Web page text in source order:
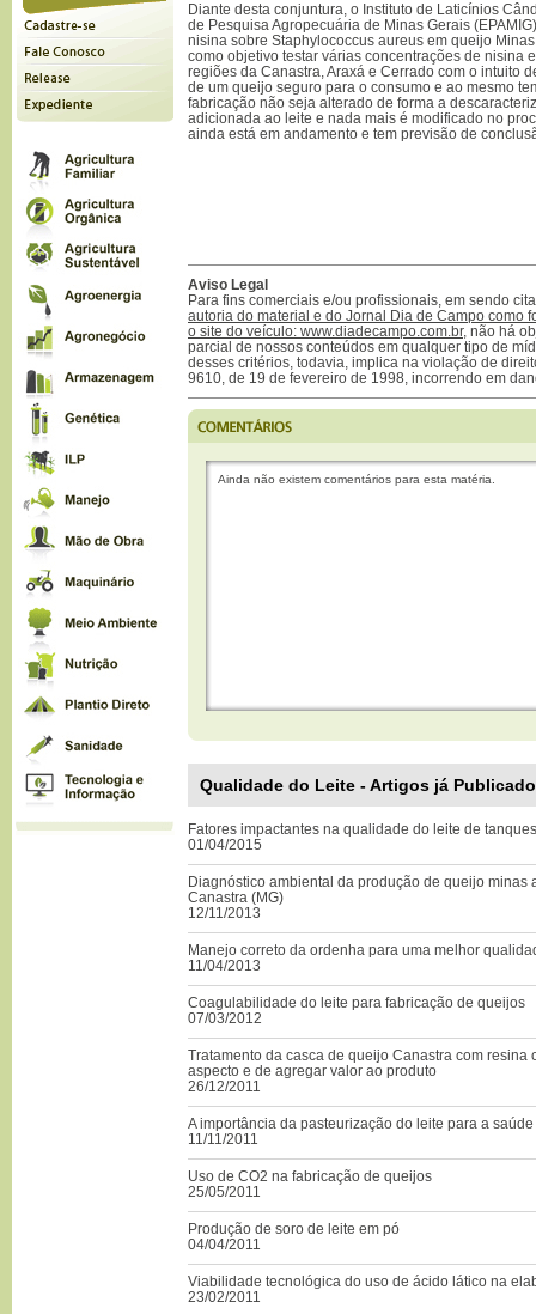
Diante desta conjuntura, o Instituto de Laticínios
de Pesquisa Agropecuária de Minas Gerais
nisina sobre Staphylococcus aureus em queijo
como objetivo testar várias concentrações de nisina
regiões da Canastra, Araxá e Cerrado com o intuito
de um queijo seguro para o consumo e ao mesmo
fabricação não seja alterado de forma a
adicionada ao leite e nada mais é modificado no
ainda está em andamento e tem previsão de
Aviso Legal
Para fins comerciais e/ou profissionais, em sendo
autoria do material e do Jornal Dia de Campo como
o site do veículo: www.diadecampo.com.br, não há
parcial de nossos conteúdos em qualquer tipo de
desses critérios, todavia, implica na violação de
9610, de 19 de fevereiro de 1998, incorrendo em
Ainda não existem comentários para esta matéria.
Qualidade do Leite - Artigos já
Fatores impactantes na qualidade do leite de
01/04/2015
Diagnóstico ambiental da produção de queijo minas
Canastra (MG)
12/11/2013
Manejo correto da ordenha para uma melhor
11/04/2013
Coagulabilidade do leite para fabricação de queijos
07/03/2012
Tratamento da casca de queijo Canastra com resina
aspecto e de agregar valor ao produto
26/12/2011
A importância da pasteurização do leite para a
11/11/2011
Uso de CO2 na fabricação de queijos
25/05/2011
Produção de soro de leite em pó
04/04/2011
Viabilidade tecnológica do uso de ácido lático na
23/02/2011